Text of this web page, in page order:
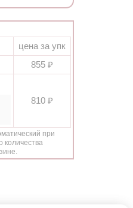
цена за упк
855 ₽
810 ₽
при
количества